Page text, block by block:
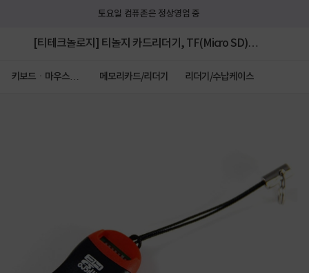
토요일 컴퓨존은 정상영업 중
[티테크놀로지] 티놀지 카드리더기, TF(Micro SD)
키보드ㆍ마우스ㆍ
메모리카드/리더기 리더기/수납케이스